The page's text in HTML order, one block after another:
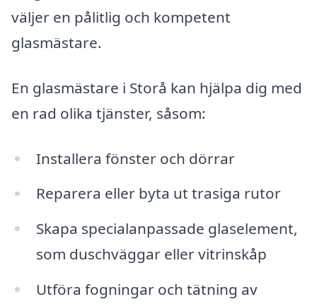
väljer en pålitlig och kompetent
glasmästare.
En glasmästare i Storå kan hjälpa dig med
en rad olika tjänster, såsom:
Installera fönster och dörrar
Reparera eller byta ut trasiga rutor
Skapa specialanpassade glaselement,
som duschväggar eller vitrinskåp
Utföra fogningar och tätning av